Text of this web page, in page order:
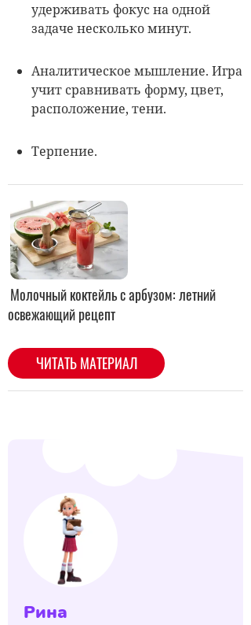
удерживать фокус на одной
задаче несколько минут.
Аналитическое мышление. Игра
учит сравнивать форму, цвет,
расположение, тени.
Терпение.
Рина